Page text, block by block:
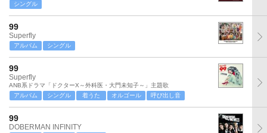
シングル
99
Superfly
アルバム シングル
99
Superfly
ANB系ドラマ「ドクターX～外科医・大門未知子～」主題歌
アルバム
シングル 着うた オルゴール 呼び出し音
99
DOBERMAN INFINITY